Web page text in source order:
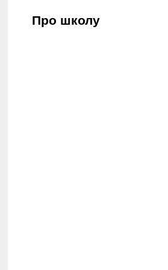
Про школу